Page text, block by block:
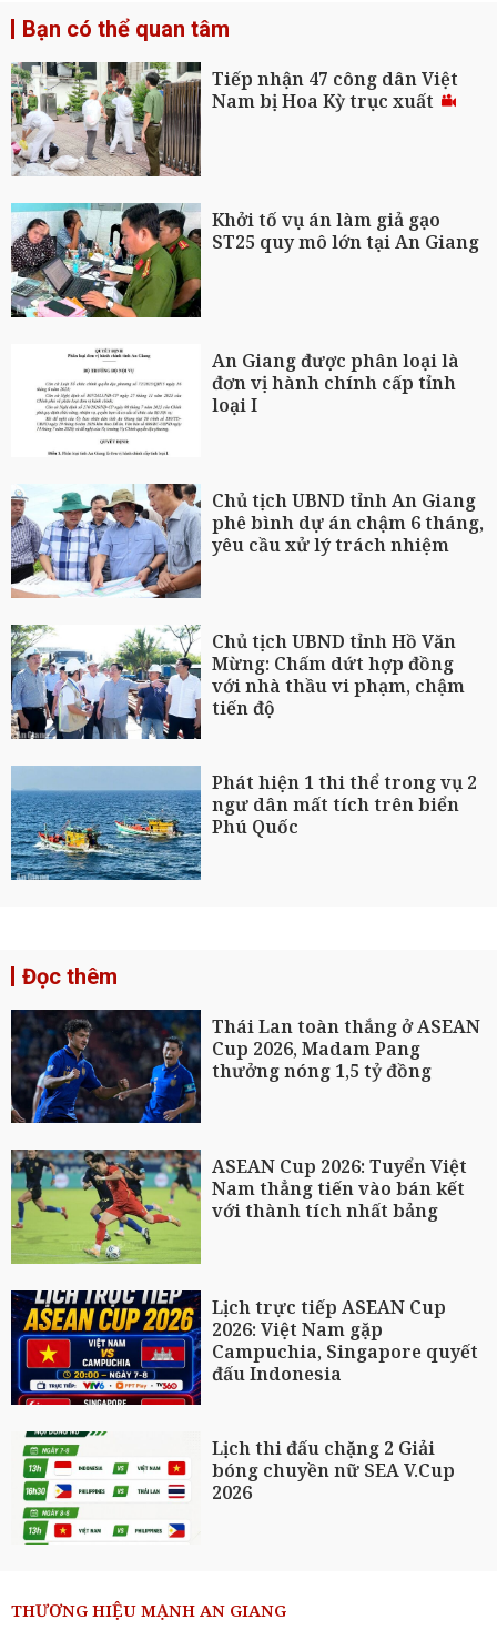
Bạn có thể quan tâm
Tiếp nhận 47 công dân Việt
Nam bị Hoa Kỳ trục xuất
Khởi tố vụ án làm giả gạo
ST25 quy mô lớn tại An Giang
An Giang được phân loại là
đơn vị hành chính cấp tỉnh
loại I
Chủ tịch UBND tỉnh An Giang
phê bình dự án chậm 6 tháng,
yêu cầu xử lý trách nhiệm
Chủ tịch UBND tỉnh Hồ Văn
Mừng: Chấm dứt hợp đồng
với nhà thầu vi phạm, chậm
tiến độ
Phát hiện 1 thi thể trong vụ 2
ngư dân mất tích trên biển
Phú Quốc
Đọc thêm
Thái Lan toàn thắng ở ASEAN
Cup 2026, Madam Pang
thưởng nóng 1,5 tỷ đồng
ASEAN Cup 2026: Tuyển Việt
Nam thẳng tiến vào bán kết
với thành tích nhất bảng
Lịch trực tiếp ASEAN Cup
2026: Việt Nam gặp
Campuchia, Singapore quyết
đấu Indonesia
Lịch thi đấu chặng 2 Giải
bóng chuyền nữ SEA V.Cup
2026
THƯƠNG HIỆU MẠNH AN GIANG